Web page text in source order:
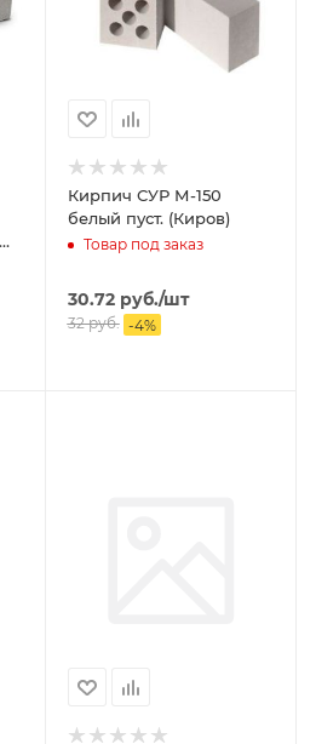
Кирпич СУР М-150
белый пуст. (Киров)
Товар под заказ
30.72руб./шт
32руб. -4%